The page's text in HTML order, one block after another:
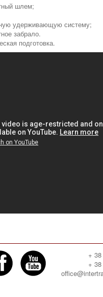
шлем;
удерживающую систему;
забрало.
подготовка.
+
+